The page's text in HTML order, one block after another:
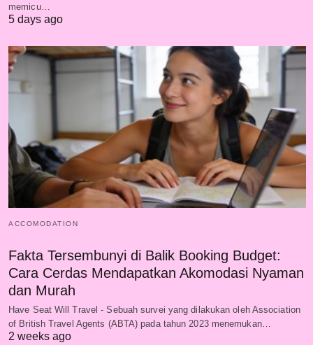
memicu…
5 days ago
ACCOMODATION
Fakta Tersembunyi di Balik Booking Budget:
Cara Cerdas Mendapatkan Akomodasi Nyaman
dan Murah
Have Seat Will Travel - Sebuah survei yang dilakukan oleh Association
of British Travel Agents (ABTA) pada tahun 2023 menemukan…
2 weeks ago